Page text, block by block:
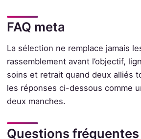
FAQ meta
La sélection ne remplace jamais
rassemblement avant l’objectif,
soins et retrait quand deux alliés
les réponses ci-dessous comme
deux manches.
Questions fréquentes